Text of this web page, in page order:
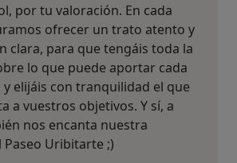
por tu valoración. En cada
ofrecer un trato atento y
clara, para que tengáis toda la
lo que puede aportar cada
elijáis con tranquilidad el que
a vuestros objetivos. Y sí, a
nos encanta nuestra
Paseo Uribitarte ;)